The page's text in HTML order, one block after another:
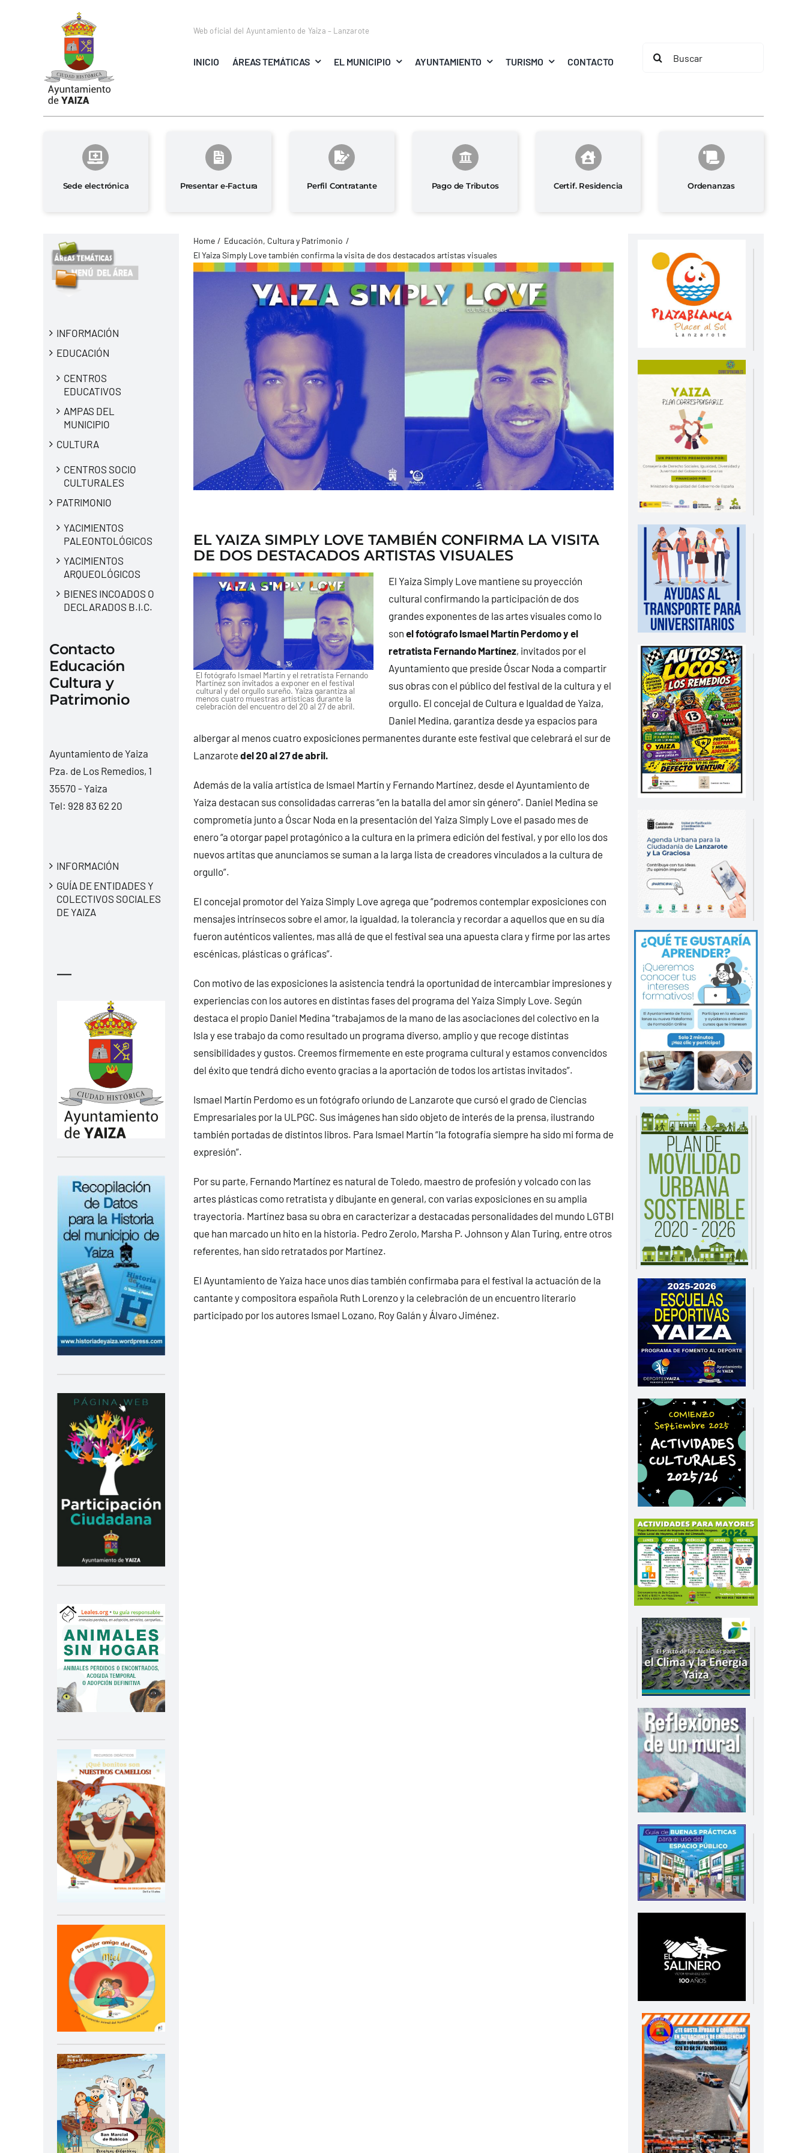
Web oficial del Ayuntamiento de Yaiza – Lanzarote
INICIO ÁREAS TEMÁTICAS EL MUNICIPIO AYUNTAMIENTO TURISMO CONTACTO
Buscar:
Sede electrónica Presentar e-Factura Perfil Contratante Pago de Tributos Certif. Residencia Ordenanzas
INFORMACIÓN
EDUCACIÓN
CENTROS
EDUCATIVOS
AMPAS DEL
MUNICIPIO
CULTURA
CENTROS SOCIO
CULTURALES
PATRIMONIO
YACIMIENTOS
PALEONTOLÓGICOS
YACIMIENTOS
ARQUEOLÓGICOS
BIENES INCOADOS O
DECLARADOS B.I.C.
Contacto
Educación
Cultura y
Patrimonio
Ayuntamiento de Yaiza
Pza. de Los Remedios, 1
35570 - Yaiza
Tel: 928 83 62 20
INFORMACIÓN
GUÍA DE ENTIDADES Y
COLECTIVOS SOCIALES
DE YAIZA
—
Home
Educación, Cultura y Patrimonio
El Yaiza Simply Love también confirma la visita de dos destacados artistas visuales
EL YAIZA SIMPLY LOVE TAMBIÉN CONFIRMA LA VISITA
DE DOS DESTACADOS ARTISTAS VISUALES
El fotógrafo Ismael Martín y el retratista Fernando
Martínez son invitados a exponer en el festival
cultural y del orgullo sureño. Yaiza garantiza al
menos cuatro muestras artísticas durante la
celebración del encuentro del 20 al 27 de abril.
El Yaiza Simply Love mantiene su proyección
cultural confirmando la participación de dos
grandes exponentes de las artes visuales como lo
son el fotógrafo Ismael Martín Perdomo y el
retratista Fernando Martínez, invitados por el
Ayuntamiento que preside Óscar Noda a compartir
sus obras con el público del festival de la cultura y el
orgullo. El concejal de Cultura e Igualdad de Yaiza,
Daniel Medina, garantiza desde ya espacios para
albergar al menos cuatro exposiciones permanentes durante este festival que celebrará el sur de
Lanzarote del 20 al 27 de abril.
Además de la valía artística de Ismael Martín y Fernando Martínez, desde el Ayuntamiento de
Yaiza destacan sus consolidadas carreras “en la batalla del amor sin género”. Daniel Medina se
comprometía junto a Óscar Noda en la presentación del Yaiza Simply Love el pasado mes de
enero “a otorgar papel protagónico a la cultura en la primera edición del festival, y por ello los dos
nuevos artitas que anunciamos se suman a la larga lista de creadores vinculados a la cultura de
orgullo”.
El concejal promotor del Yaiza Simply Love agrega que “podremos contemplar exposiciones con
mensajes intrínsecos sobre el amor, la igualdad, la tolerancia y recordar a aquellos que en su día
fueron auténticos valientes, mas allá de que el festival sea una apuesta clara y firme por las artes
escénicas, plásticas o gráficas”.
Con motivo de las exposiciones la asistencia tendrá la oportunidad de intercambiar impresiones y
experiencias con los autores en distintas fases del programa del Yaiza Simply Love. Según
destaca el propio Daniel Medina “trabajamos de la mano de las asociaciones del colectivo en la
Isla y ese trabajo da como resultado un programa diverso, amplio y que recoge distintas
sensibilidades y gustos. Creemos firmemente en este programa cultural y estamos convencidos
del éxito que tendrá dicho evento gracias a la aportación de todos los artistas invitados”.
Ismael Martín Perdomo es un fotógrafo oriundo de Lanzarote que cursó el grado de Ciencias
Empresariales por la ULPGC. Sus imágenes han sido objeto de interés de la prensa, ilustrando
también portadas de distintos libros. Para Ismael Martín “la fotografía siempre ha sido mi forma de
expresión”.
Por su parte, Fernando Martínez es natural de Toledo, maestro de profesión y volcado con las
artes plásticas como retratista y dibujante en general, con varias exposiciones en su amplia
trayectoria. Martínez basa su obra en caracterizar a destacadas personalidades del mundo LGTBI
que han marcado un hito en la historia. Pedro Zerolo, Marsha P. Johnson y Alan Turing, entre otros
referentes, han sido retratados por Martínez.
El Ayuntamiento de Yaiza hace unos días también confirmaba para el festival la actuación de la
cantante y compositora española Ruth Lorenzo y la celebración de un encuentro literario
participado por los autores Ismael Lozano, Roy Galán y Álvaro Jiménez.